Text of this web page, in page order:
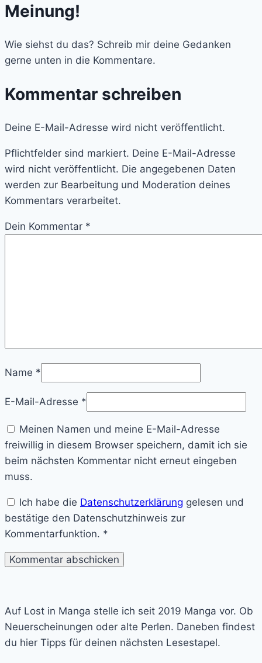
Meinung!
Wie siehst du das? Schreib mir deine Gedanken
gerne unten in die Kommentare.
Kommentar schreiben
Deine E-Mail-Adresse wird nicht veröffentlicht.
Pflichtfelder sind markiert. Deine E-Mail-Adresse
wird nicht veröffentlicht. Die angegebenen Daten
werden zur Bearbeitung und Moderation deines
Kommentars verarbeitet.
Dein Kommentar *
Name *
E-Mail-Adresse *
Meinen Namen und meine E-Mail-Adresse
freiwillig in diesem Browser speichern, damit ich sie
beim nächsten Kommentar nicht erneut eingeben
muss.
Ich habe die Datenschutzerklärung gelesen und
bestätige den Datenschutzhinweis zur
Kommentarfunktion. *
Manga
Auf Lost in Manga stelle ich seit 2019 Manga vor. Ob
Neuerscheinungen oder alte Perlen. Daneben findest
du hier Tipps für deinen nächsten Lesestapel.